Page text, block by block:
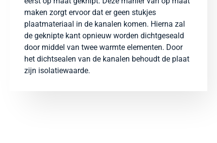
maken zorgt ervoor dat er geen stukjes
plaatmateriaal in de kanalen komen. Hierna zal
de geknipte kant opnieuw worden dichtgeseald
door middel van twee warmte elementen. Door
het dichtsealen van de kanalen behoudt de plaat
zijn isolatiewaarde.